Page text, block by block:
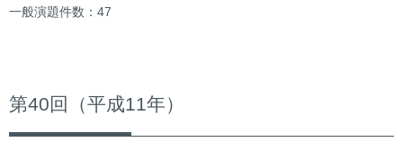
一般演題件数：47
第40回（平成11年）